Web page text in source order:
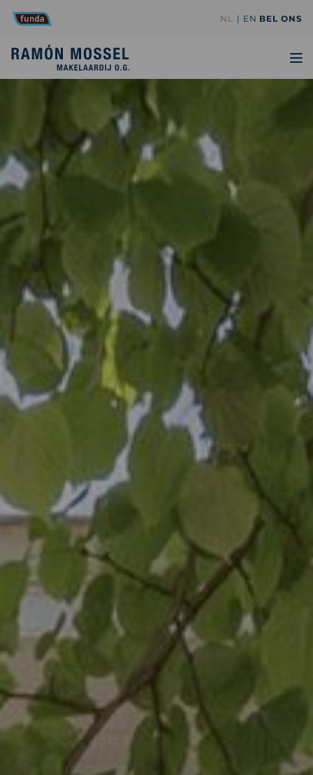
NL EN BEL ONS